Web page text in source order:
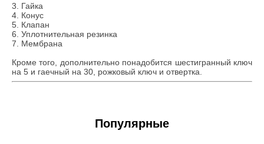
3. Гайка
4. Конус
5. Клапан
6. Уплотнительная резинка
7. Мембрана
Кроме того, дополнительно понадобится шестигранный ключ
на 5 и гаечный на 30, рожковый ключ и отвертка.
Популярные